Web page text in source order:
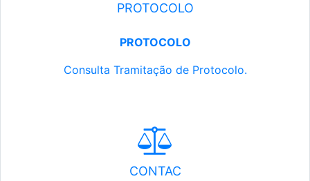
PROTOCOLO
PROTOCOLO
Consulta Tramitação de Protocolo.
CONTAC